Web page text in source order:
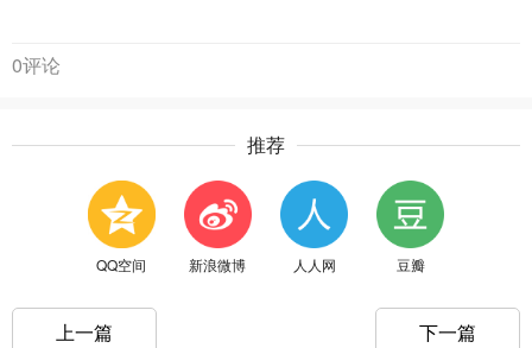
0评论
推荐
QQ空间 新浪微博 人人网 豆瓣
上一篇 下一篇